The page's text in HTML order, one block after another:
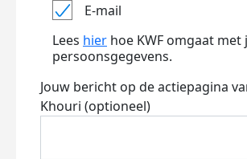
E-mail
Lees hier hoe KWF omgaat met
persoonsgegevens.
Jouw bericht op de actiepagina
Khouri (optioneel)